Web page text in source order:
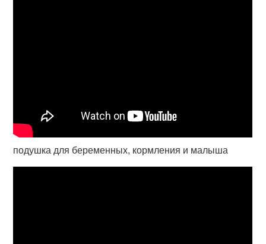
подушка для беременных, кормления и малыша